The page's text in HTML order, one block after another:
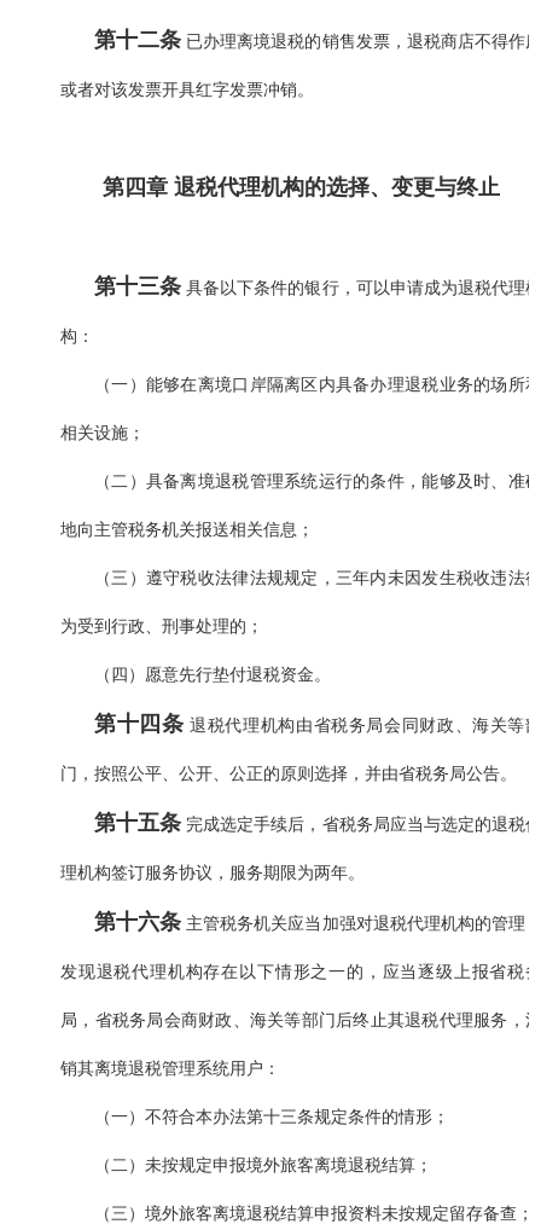
第十二条 已办理离境退税的销售发票，退税商店不得作
或者对该发票开具红字发票冲销。
第四章 退税代理机构的选择、变更与终止
第十三条 具备以下条件的银行，可以申请成为退税代理
构：
（一）能够在离境口岸隔离区内具备办理退税业务的场所和
相关设施；
（二）具备离境退税管理系统运行的条件，能够及时、准确
地向主管税务机关报送相关信息；
（三）遵守税收法律法规规定，三年内未因发生税收违法行
为受到行政、刑事处理的；
（四）愿意先行垫付退税资金。
第十四条 退税代理机构由省税务局会同财政、海关等部
门，按照公平、公开、公正的原则选择，并由省税务局公告。
第十五条 完成选定手续后，省税务局应当与选定的退税
理机构签订服务协议，服务期限为两年。
第十六条 主管税务机关应当加强对退税代理机构的管理
发现退税代理机构存在以下情形之一的，应当逐级上报省税务
局，省税务局会商财政、海关等部门后终止其退税代理服务，注
销其离境退税管理系统用户：
（一）不符合本办法第十三条规定条件的情形；
（二）未按规定申报境外旅客离境退税结算；
（三）境外旅客离境退税结算申报资料未按规定留存备查；